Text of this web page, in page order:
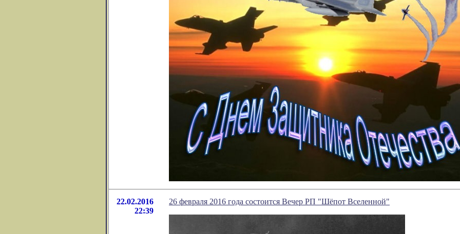
22.02.2016
22:39
26 февраля 2016 года состоится Вечер РП "Шёпот Вселенной"